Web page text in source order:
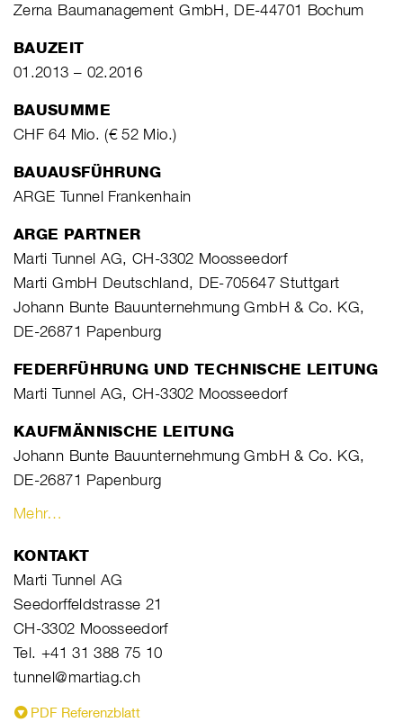
Zerna Baumanagement GmbH, DE-44701 Bochum
BAUZEIT
01.2013 – 02.2016
BAUSUMME
CHF 64 Mio. (€ 52 Mio.)
BAUAUSFÜHRUNG
ARGE Tunnel Frankenhain
ARGE PARTNER
Marti Tunnel AG, CH-3302 Moosseedorf
Marti GmbH Deutschland, DE-705647 Stuttgart
Johann Bunte Bauunternehmung GmbH & Co. KG,
DE-26871 Papenburg
FEDERFÜHRUNG UND TECHNISCHE LEITUNG
Marti Tunnel AG, CH-3302 Moosseedorf
KAUFMÄNNISCHE LEITUNG
Johann Bunte Bauunternehmung GmbH & Co. KG,
DE-26871 Papenburg
Mehr…
KONTAKT
Marti Tunnel AG
Seedorffeldstrasse 21
CH-3302 Moosseedorf
Tel. +41 31 388 75 10
tunnel@martiag.ch
PDF Referenzblatt